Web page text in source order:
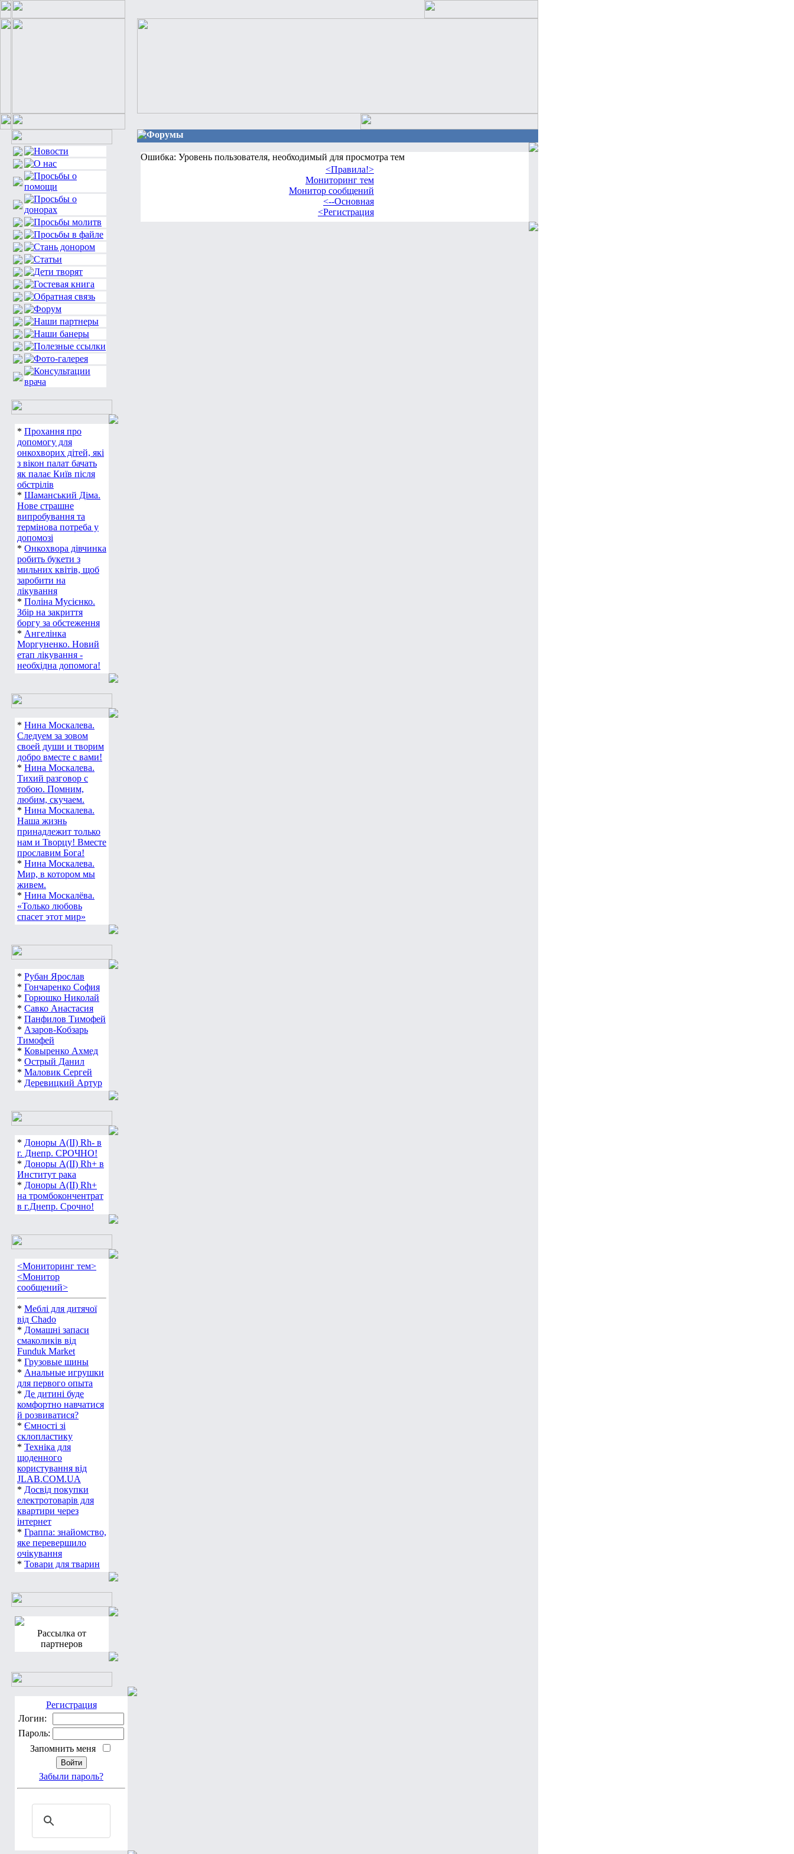
* Прохання про
допомогу для
онкохворих дітей, які
з вікон палат бачать
як палає Київ після
обстрілів
* Шаманський Діма.
Нове страшне
випробування та
термінова потреба у
допомозі
* Онкохвора дівчинка
робить букети з
мильних квітів, щоб
заробити на
лікування
* Поліна Мусієнко.
Збір на закриття
боргу за обстеження
* Ангелінка
Моргуненко. Новий
етап лікування -
необхідна допомога!
* Нина Москалева.
Следуем за зовом
своей души и творим
добро вместе с вами!
* Нина Москалева.
Тихий разговор с
тобою. Помним,
любим, скучаем.
* Нина Москалева.
Наша жизнь
принадлежит только
нам и Творцу! Вместе
прославим Бога!
* Нина Москалева.
Мир, в котором мы
живем.
* Нина Москалёва.
«Только любовь
спасет этот мир»
* Рубан Ярослав
* Гончаренко София
* Горюшко Николай
* Савко Анастасия
* Панфилов Тимофей
* Азаров-Кобзарь
Тимофей
* Ковыренко Ахмед
* Острый Данил
* Маловик Сергей
* Деревицкий Артур
* Доноры А(ІІ) Rh- в
г. Днепр. СРОЧНО!
* Доноры А(ІІ) Rh+ в
Институт рака
* Доноры А(ІІ) Rh+
на тромбокончентрат
в г.Днепр. Срочно!
<Мониторинг тем>
<Монитор
сообщений>
* Меблі для дитячої
від Chado
* Домашні запаси
смаколиків від
Funduk Market
* Грузовые шины
* Анальные игрушки
для первого опыта
* Де дитині буде
комфортно навчатися
й розвиватися?
* Ємності зі
склопластику
* Техніка для
щоденного
користування від
JLAB.COM.UA
* Досвід покупки
електротоварів для
квартири через
інтернет
* Граппа: знайомство,
яке перевершило
очікування
* Товари для тварин
Рассылка от
партнеров
Регистрация
Логин:
Пароль:
Запомнить меня
Забыли пароль?
Форумы
Ошибка: Уровень пользователя, необходимый для просмотра тем
<Правила!>
Мониторинг тем
Монитор сообщений
<--Основная
<Регистрация